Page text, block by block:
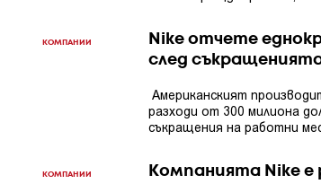
КОМПАНИИ
Nike отчете
след
Американският
разходи от 300 милиона
съкращения на работни
КОМПАНИИ
Компанията Nike е